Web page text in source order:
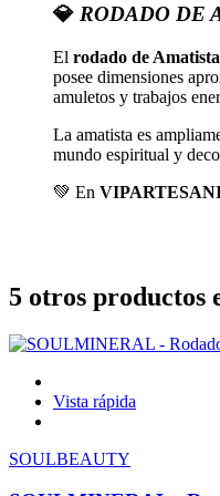
💎 RODADO DE
El rodado de
posee dimensiones
amuletos y trabajos
La amatista es
mundo espiritual y
💚 En
5 otros productos
Vista rápida
SOULBEAUTY